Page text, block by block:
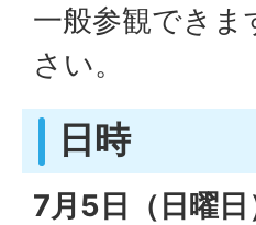
一般参観でき
さい。
日時
7月5日（日曜